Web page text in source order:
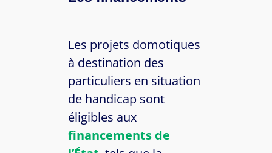
Les projets domotiques
à destination des
particuliers en situation
de handicap sont
éligibles aux
financements de